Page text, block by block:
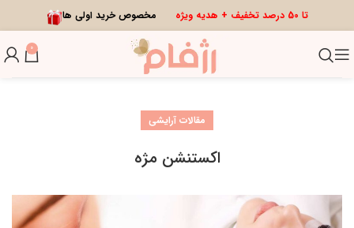
تا 50 درصد تخفیف + هدیه ویژه مخصوص خرید اولی ها
0
مقالات آرایشی
اکستنشن مژه